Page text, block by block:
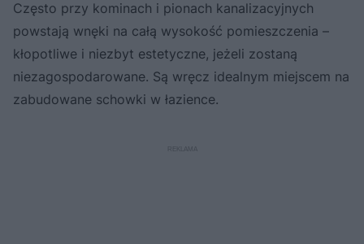
Często przy kominach i pionach kanalizacyjnych
powstają wnęki na całą wysokość pomieszczenia –
kłopotliwe i niezbyt estetyczne, jeżeli zostaną
niezagospodarowane. Są wręcz idealnym miejscem na
zabudowane schowki w łazience.